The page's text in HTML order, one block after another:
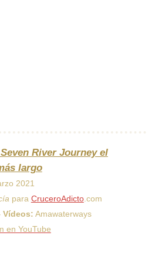
River Journey el
largo
2021
para CruceroAdicto.com
Vídeos: Amawaterways
en YouTube